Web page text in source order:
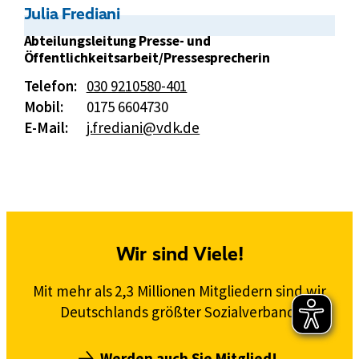
g
n
v
e
r
n
Kontakt:
Julia Frediani
Abteilungsleitung Presse- und
Öffentlichkeitsarbeit/Pressesprecherin
Telefon: 030 9210580-401
Mobil:
0175 6604730
E-Mail:
j.frediani@vdk.de
Wir sind Viele!
Mit mehr als 2,3 Millionen Mitgliedern sind wir
Deutschlands größter Sozialverband.